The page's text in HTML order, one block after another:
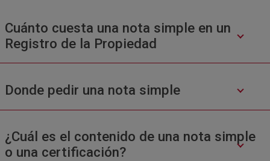
Cuánto cuesta una nota simple en un
Registro de la Propiedad
Donde pedir una nota simple
¿Cuál es el contenido de una nota simple
o una certificación?